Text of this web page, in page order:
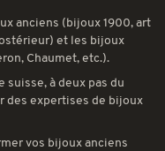
anciens (bijoux 1900, art
et les bijoux
Chaumet, etc.).
suisse, à deux pas du
des expertises de bijoux
vos bijoux anciens